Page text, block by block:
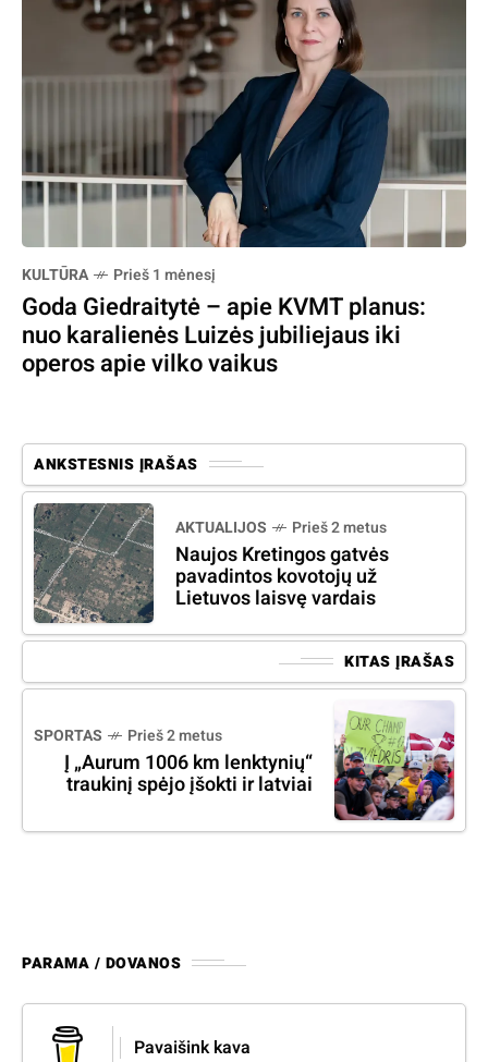
KULTŪRA Prieš 1 mėnesį
Goda Giedraitytė – apie KVMT planus:
nuo karalienės Luizės jubiliejaus iki
operos apie vilko vaikus
ANKSTESNIS ĮRAŠAS
AKTUALIJOS Prieš 2 metus
Naujos Kretingos gatvės
pavadintos kovotojų už
Lietuvos laisvę vardais
KITAS ĮRAŠAS
SPORTAS Prieš 2 metus
Į „Aurum 1006 km lenktynių“
traukinį spėjo įšokti ir latviai
PARAMA / DOVANOS
Pavaišink kava